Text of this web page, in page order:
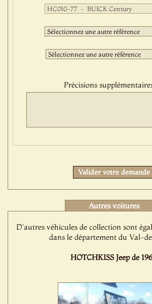
Première
sélection
:Deuxième
sélection
:Troisième
sélection
Précisions
Valider votre demande
Autres voitures
D'autres véhicules de collection sont
dans le département du Val-
HOTCHKISS Jeep de